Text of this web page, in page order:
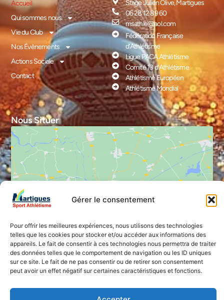
Gérer le consentement
Pour offrir les meilleures expériences, nous utilisons des technologies
telles que les cookies pour stocker et/ou accéder aux informations des
appareils. Le fait de consentir à ces technologies nous permettra de traiter
des données telles que le comportement de navigation ou les ID uniques
sur ce site. Le fait de ne pas consentir ou de retirer son consentement
peut avoir un effet négatif sur certaines caractéristiques et fonctions.
Accueil
Qui sommes nous
Vie du Club
Nos Évènements
Actions Sociale
Contact
Stage Julien Olive, Martigues
06 28 12 89 60
msathle@aol.com
Fédération Française
d’Athlétisme
Ligue PACA Athlétisme
Comité 13 d’Athlétisme
Athlétisme Européen
Athlétisme Mondial
Nous Situer
marketing et activer ce contenu